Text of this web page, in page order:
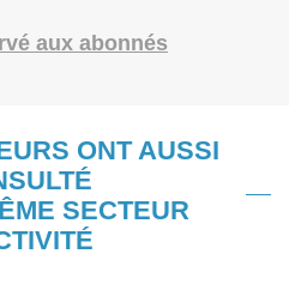
aux abonnés
ONT AUSSI
SECTEUR